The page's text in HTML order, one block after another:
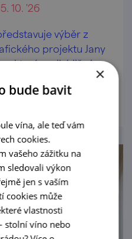
10. '26
výběr z
projektu Jany
který vzniká již více
×
bude bavit
vína, ale teď vám
cookies.
vašeho zážitku na
sledovali výkon
jen s vaším
cookies může
vlastnosti
stolní víno nebo